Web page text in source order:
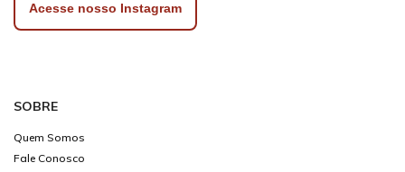
Acesse nosso Instagram
SOBRE
Quem Somos
Fale Conosco